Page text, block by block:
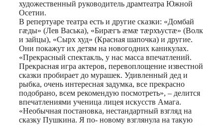
художественный руководитель драмтеатра Южной
Осетии.
В репертуаре театра есть и другие сказки: «Домбай
гæды» (Лев Васька), «Бирæгъ æмæ тæрхъустæ» (Волк
и зайцы), «Сырх худ» (Красная шапочка) и другие.
Они покажут их детям на новогодних каникулах.
«Прекрасный спектакль, у нас масса впечатлений.
Прекрасная игра актеров, перевоплощение известной
сказки пробирает до мурашек. Удивленный дед и
рыбка, очень интересная задумка, все прекрасно
подобрано, всем рекомендую посмотреть», – делится
впечатлениями ученица лицея искусств Амага.
«Необычная постановка, нестандартный взгляд на
сказку Пушкина. Я по- новому взглянула на такую